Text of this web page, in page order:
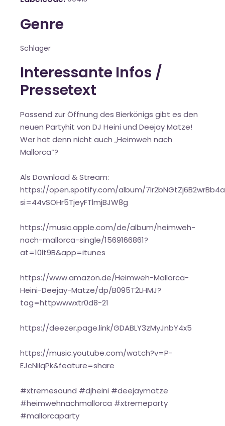
Genre
Schlager
Interessante Infos /
Pressetext
Passend zur Öffnung des Bierkönigs gibt es den
neuen Partyhit von DJ Heini und Deejay Matze!
Wer hat denn nicht auch „Heimweh nach
Mallorca“?
Als Download & Stream:
https://open.spotify.com/album/
si=44vSOHr5TjeyFTlmjBJW8g
https://music.apple.com/de/album/heimweh-
nach-mallorca-single/1569166861?
at=10lt9B&app=itunes
https://www.amazon.de/Heimweh-Mallorca-
Heini-Deejay-Matze/dp/B095T2LHMJ?
tag=httpwwwxtr0d8-21
https://deezer.page.link/GDABLY3zMyJnbY4x5
https://music.youtube.com/watch?v=P-
EJcNiIqPk&feature=share
#xtremesound #djheini #deejaymatze
#heimwehnachmallorca #xtremeparty
#mallorcaparty